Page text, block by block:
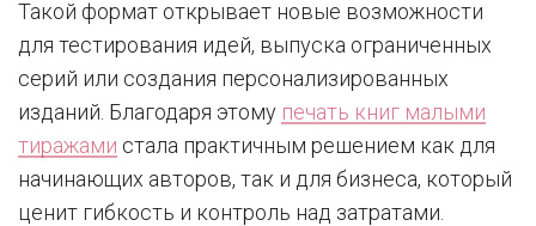
Такой формат открывает новые возможности
для тестирования идей, выпуска ограниченных
серий или создания персонализированных
изданий. Благодаря этому печать книг малыми
тиражами стала практичным решением как для
начинающих авторов, так и для бизнеса, который
ценит гибкость и контроль над затратами.